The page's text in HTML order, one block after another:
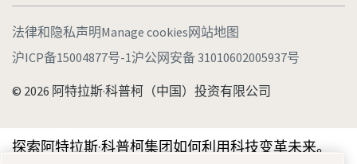
法律和隐私声明Manage cookies网站地图
沪ICP备15004877号-1沪公网安备 31010602005937号
© 2026 阿特拉斯·科普柯（中国）投资有限公司
探索阿特拉斯·科普柯集团如何利用科技变革未来。